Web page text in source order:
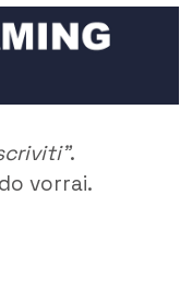
.
vorrai.